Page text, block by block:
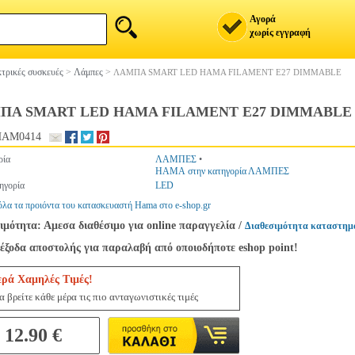
Αγορά
χωρίς εγγραφή
συσκευές > Λάμπες > ΛΑΜΠΑ SMART LED HAMA FILAMENT E27 DIMMABLE
SMART LED HAMA FILAMENT E27 DIMMABLE
ΛΑΜΠΕΣ •
HAMA στην κατηγορία ΛΑΜΠΕΣ
LED
τα προιόντα του κατασκευαστή Hama στο e-shop.gr
Αμεσα διαθέσιμο για online παραγγελία / Διαθεσιμότητα
αποστολής για παραλαβή από οποιοδήποτε eshop point!
Χαμηλές Τιμές!
κάθε μέρα τις πιο ανταγωνιστικές τιμές
12.90 €